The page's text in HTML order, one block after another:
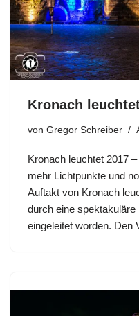
Kronach
von Gregor Schreiber
Kronach leuchtet 2017
mehr Lichtpunkte und
Auftakt von Kronach
durch eine
eingeleitet worden. Den